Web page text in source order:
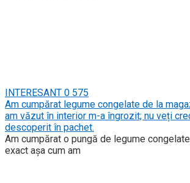
INTERESANT 0 575
Am cumpărat legume congelate de la
am văzut în interior m-a îngrozit; nu veți
descoperit în pachet.
Am cumpărat o pungă de legume
exact așa cum am